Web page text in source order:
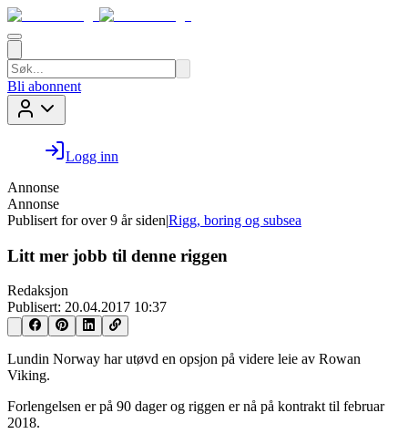
Bli abonnent
Logg inn
Annonse
Annonse
Publisert for over 9 år siden|Rigg, boring og subsea
Litt mer jobb til denne riggen
Redaksjon
Publisert: 20.04.2017 10:37
Lundin Norway har utøvd en opsjon på videre leie av Rowan
Viking.
Forlengelsen er på 90 dager og riggen er nå på kontrakt til februar
2018.